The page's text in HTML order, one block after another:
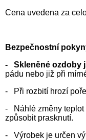
Cena uvedena za
Bezpečnostní
- Skleněné ozdoby
pádu nebo již při
- Při rozbití hrozí
- Náhlé změny teplot
způsobit prasknutí.
- Výrobek je určen